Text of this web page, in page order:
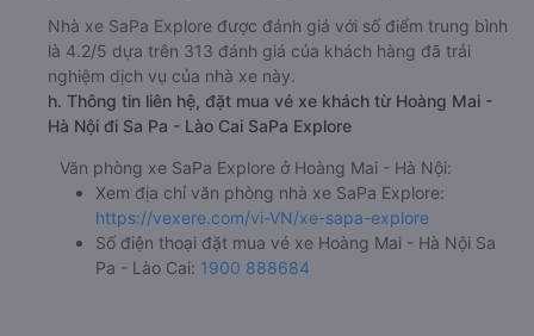
Nhà xe SaPa Explore được đánh giá với số điểm trung bình
là 4.2/5 dựa trên 313 đánh giá của khách hàng đã trải
nghiệm dịch vụ của nhà xe này.
h. Thông tin liên hệ, đặt mua vé xe khách từ Hoàng Mai -
Hà Nội đi Sa Pa - Lào Cai SaPa Explore
Văn phòng xe SaPa Explore ở Hoàng Mai - Hà Nội:
Xem địa chỉ văn phòng nhà xe SaPa Explore:
https://vexere.com/vi-VN/xe-sapa-explore
Số điện thoại đặt mua vé xe Hoàng Mai - Hà Nội Sa
Pa - Lào Cai: 1900 888684